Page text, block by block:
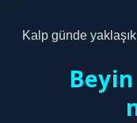
Kalp günde